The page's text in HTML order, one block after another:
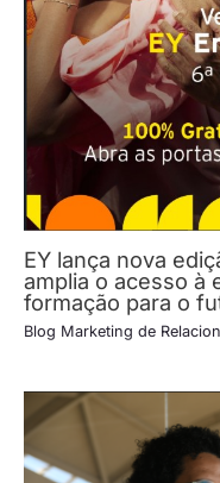
EY lança nova
amplia o acesso à
formação para o
Blog Marketing de